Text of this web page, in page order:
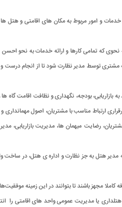
و امور مربوط به مکان های اقامتی و هتل ها
نحوی که تمامی کارها و ارائه خدمات به نحو
توسط مدیر نظارت شود تا از انجام درست
بازاریابی، بودجه، نگهداری و نظافت اقامت گاه
ارتباط مناسب با مشتریان، اصول مهمانداری
رضایت میهمان ها، مدیریت بازاریابی،
هتل به جز نظارت و اداره ی هتل، در ساخت
مجهز باشند تا بتوانند در این زمینه
یا مدیریت عمومی واحد های اقامتی را